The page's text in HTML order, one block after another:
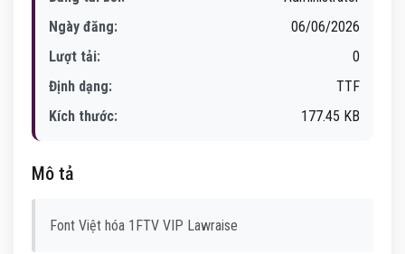
Ngày đăng:
06/06/2026
Lượt tải:
0
Định dạng:
TTF
Kích thước:
177.45 KB
Mô tả
Font Việt hóa 1FTV VIP Lawraise